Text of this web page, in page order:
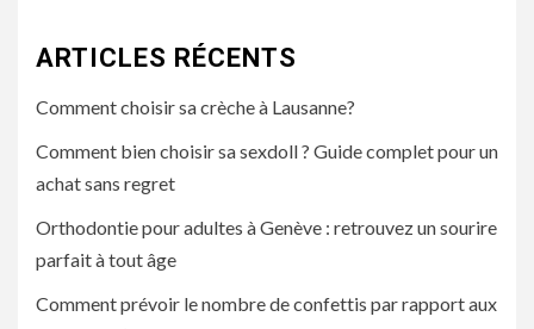
ARTICLES RÉCENTS
Comment choisir sa crèche à Lausanne?
Comment bien choisir sa sexdoll ? Guide complet pour un
achat sans regret
Orthodontie pour adultes à Genève : retrouvez un sourire
parfait à tout âge
Comment prévoir le nombre de confettis par rapport aux